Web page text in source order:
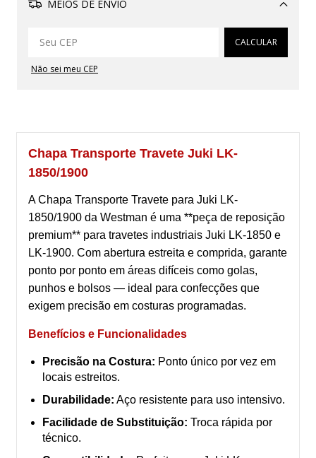
MEIOS DE ENVIO
Alterar CEP
CALCULAR
Não sei meu CEP
Chapa Transporte Travete Juki LK-
1850/1900
A Chapa Transporte Travete para Juki LK-
1850/1900 da Westman é uma **peça de reposição
premium** para travetes industriais Juki LK-1850 e
LK-1900. Com abertura estreita e comprida, garante
ponto por ponto em áreas difíceis como golas,
punhos e bolsos — ideal para confecções que
exigem precisão em costuras programadas.
Benefícios e Funcionalidades
Precisão na Costura: Ponto único por vez em
locais estreitos.
Durabilidade: Aço resistente para uso intensivo.
Facilidade de Substituição: Troca rápida por
técnico.